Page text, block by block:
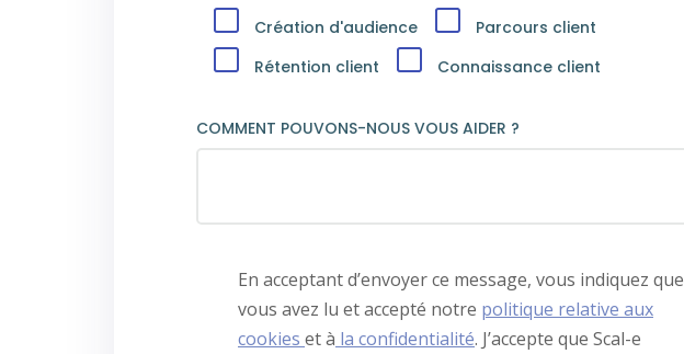
Création d'audience
Parcours client
Rétention client
Connaissance client
COMMENT POUVONS-NOUS VOUS AIDER ?
En acceptant d’envoyer ce message, vous indiquez que
vous avez lu et accepté notre politique relative aux
cookies et à la confidentialité. J’accepte que Scal-e